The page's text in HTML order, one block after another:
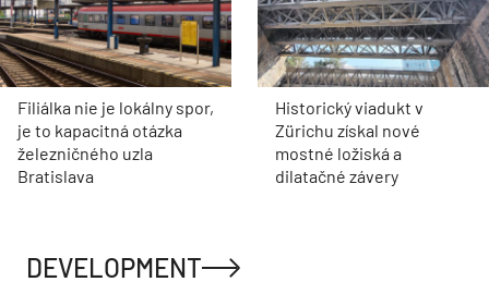
Filiálka nie je lokálny spor,
je to kapacitná otázka
železničného uzla
Bratislava
Historický viadukt v
Zürichu získal nové
mostné ložiská a
dilatačné závery
DEVELOPMENT